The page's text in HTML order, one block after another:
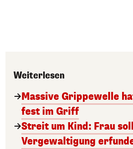
Weiterlesen
Massive Grippewelle
fest im Griff
Streit um Kind: Frau soll
Vergewaltigung